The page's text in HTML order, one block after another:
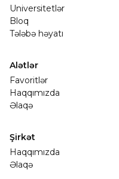
Universitetlər
Bloq
Tələbə həyatı
Alətlər
Favoritlər
Haqqımızda
Əlaqə
Şirkət
Haqqımızda
Əlaqə